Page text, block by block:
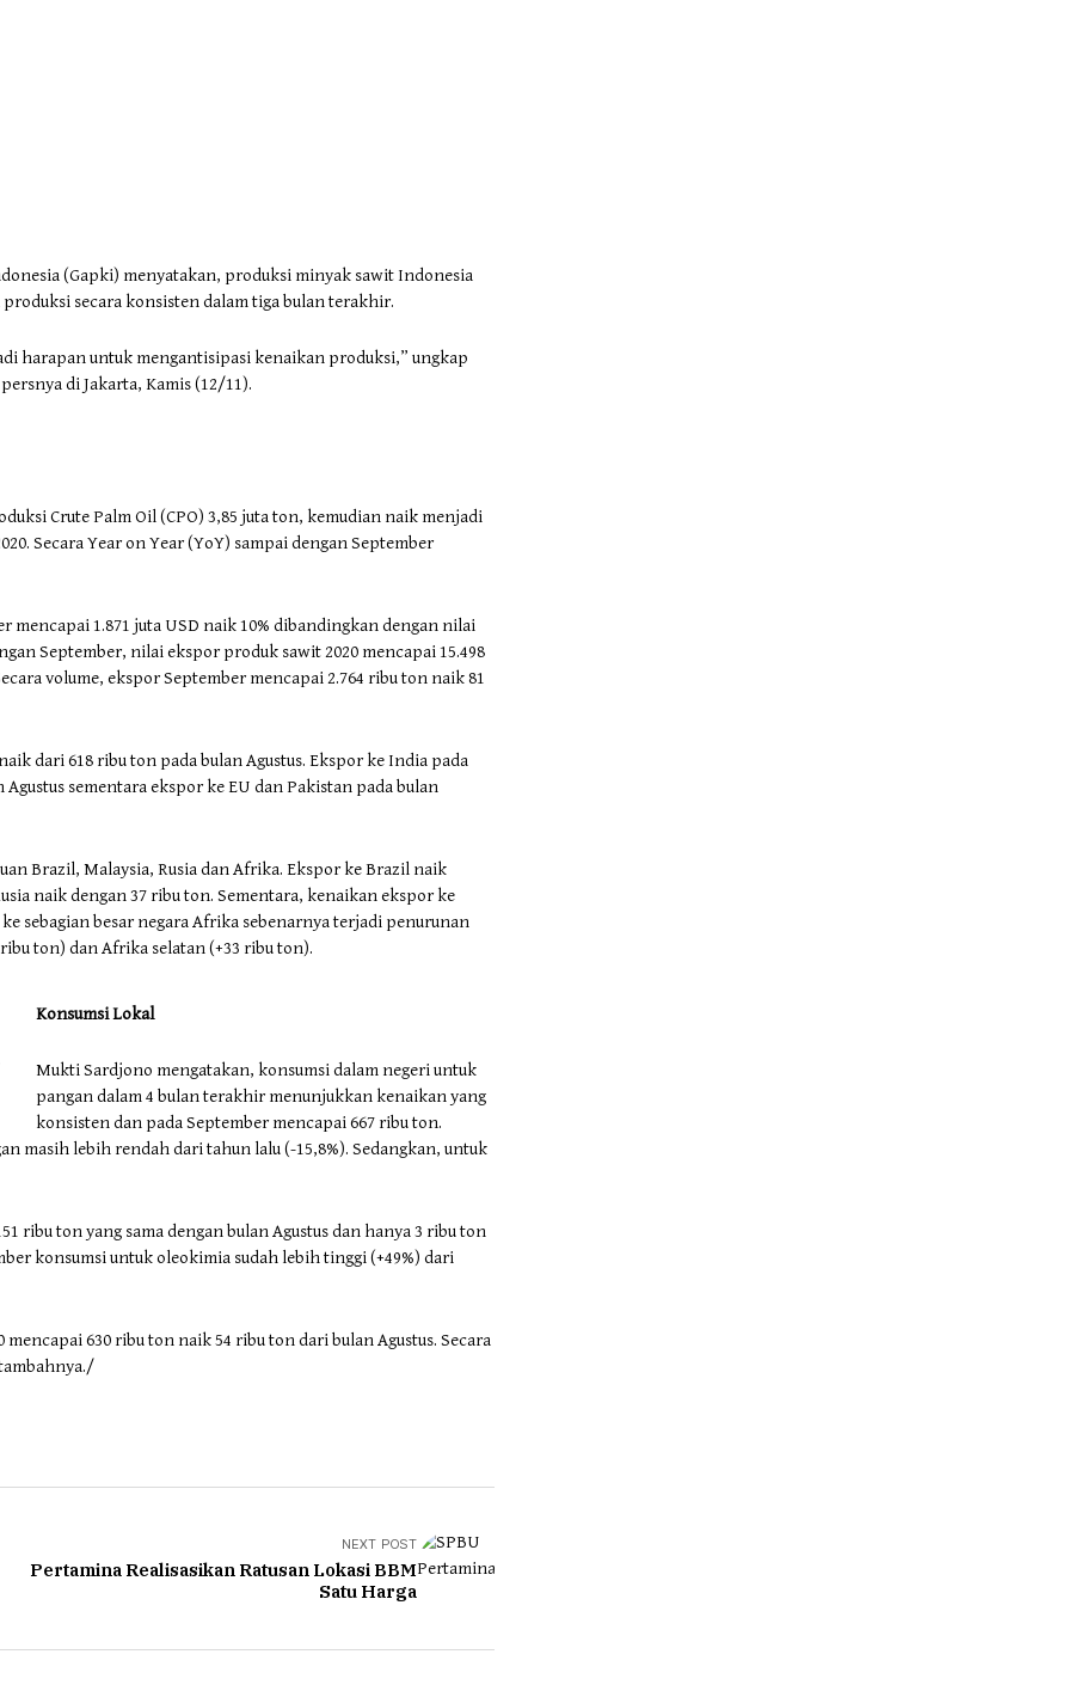
(Gapki) menyatakan, produksi minyak sawit Indonesia
secara konsisten dalam tiga bulan terakhir.
harapan untuk mengantisipasi kenaikan produksi,” ungkap
di Jakarta, Kamis (12/11).
Crute Palm Oil (CPO) 3,85 juta ton, kemudian naik menjadi
Secara Year on Year (YoY) sampai dengan September
1.871 juta USD naik 10% dibandingkan dengan nilai
September, nilai ekspor produk sawit 2020 mencapai 15.498
volume, ekspor September mencapai 2.764 ribu ton naik 81
dari 618 ribu ton pada bulan Agustus. Ekspor ke India pada
sementara ekspor ke EU dan Pakistan pada bulan
Brazil, Malaysia, Rusia dan Afrika. Ekspor ke Brazil naik
naik dengan 37 ribu ton. Sementara, kenaikan ekspor ke
sebagian besar negara Afrika sebenarnya terjadi penurunan
ton) dan Afrika selatan (+33 ribu ton).
Konsumsi Lokal
Mukti Sardjono mengatakan, konsumsi dalam negeri untuk
pangan dalam 4 bulan terakhir menunjukkan kenaikan yang
konsisten dan pada September mencapai 667 ribu ton.
masih lebih rendah dari tahun lalu (-15,8%). Sedangkan, untuk
ribu ton yang sama dengan bulan Agustus dan hanya 3 ribu ton
konsumsi untuk oleokimia sudah lebih tinggi (+49%) dari
630 ribu ton naik 54 ribu ton dari bulan Agustus. Secara
NEXT POST
Pertamina Realisasikan Ratusan Lokasi BBM
Satu Harga